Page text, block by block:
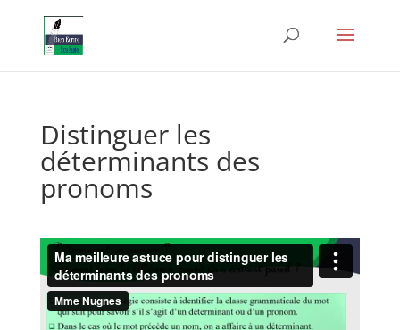
Distinguer les
déterminants des
pronoms